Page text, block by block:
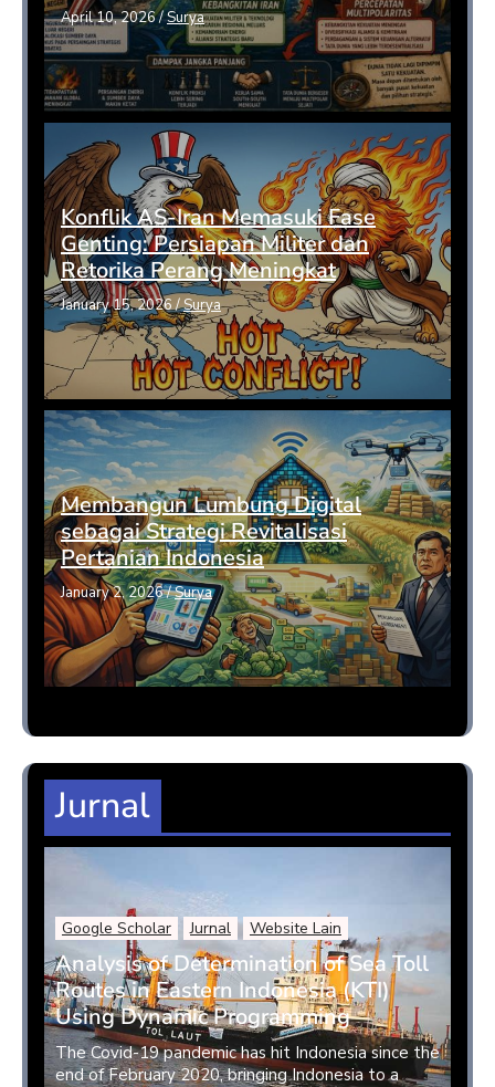
April 10, 2026/Surya
Konflik AS-Iran Memasuki Fase
Genting: Persiapan Militer dan
Retorika Perang Meningkat
January 15, 2026/Surya
Membangun Lumbung Digital
sebagai Strategi Revitalisasi
Pertanian Indonesia
January 2, 2026/Surya
Jurnal
Google Scholar Jurnal Website Lain
Analysis of Determination of Sea Toll
Routes in Eastern Indonesia (KTI)
Using Dynamic Programming
The Covid-19 pandemic has hit Indonesia since the
end of February 2020, bringing Indonesia to a